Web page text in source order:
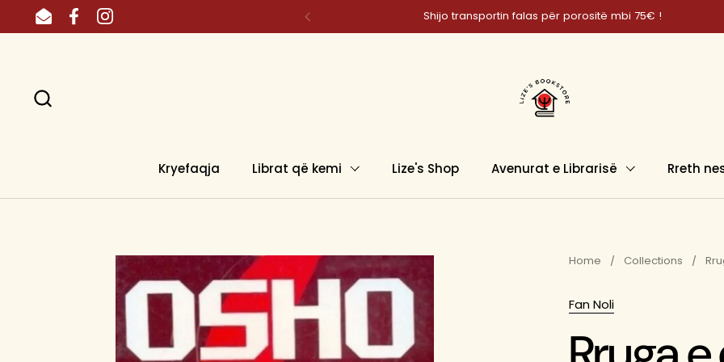
Skip to content
EmailFacebookInstagram Shijo transportin falas për porositë mbi 75€ !
Kryefaqja Librat që kemi Lize's Shop Avenurat e Librarisë Rreth
Home / Collections /
Fan Noli